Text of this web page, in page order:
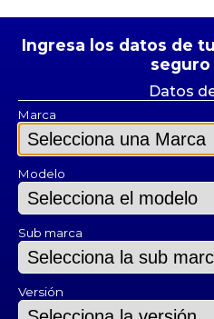
Ingresa los datos de
seguro
Datos
Marca
Modelo
Sub marca
Versión